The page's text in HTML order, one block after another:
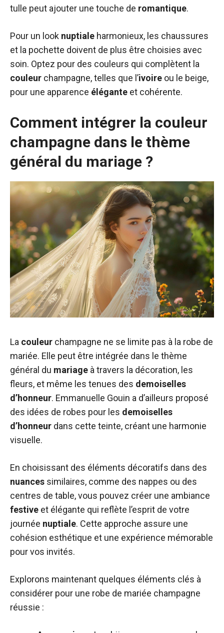
tulle peut ajouter une touche de romantique.
Pour un look nuptiale harmonieux, les chaussures
et la pochette doivent de plus être choisies avec
soin. Optez pour des couleurs qui complètent la
couleur champagne, telles que l’ivoire ou le beige,
pour une apparence élégante et cohérente.
Comment intégrer la couleur
champagne dans le thème
général du mariage ?
La couleur champagne ne se limite pas à la robe de
mariée. Elle peut être intégrée dans le thème
général du mariage à travers la décoration, les
fleurs, et même les tenues des demoiselles
d’honneur. Emmanuelle Gouin a d’ailleurs proposé
des idées de robes pour les demoiselles
d’honneur dans cette teinte, créant une harmonie
visuelle.
En choisissant des éléments décoratifs dans des
nuances similaires, comme des nappes ou des
centres de table, vous pouvez créer une ambiance
festive et élégante qui reflète l’esprit de votre
journée nuptiale. Cette approche assure une
cohésion esthétique et une expérience mémorable
pour vos invités.
Explorons maintenant quelques éléments clés à
considérer pour une robe de mariée champagne
réussie :